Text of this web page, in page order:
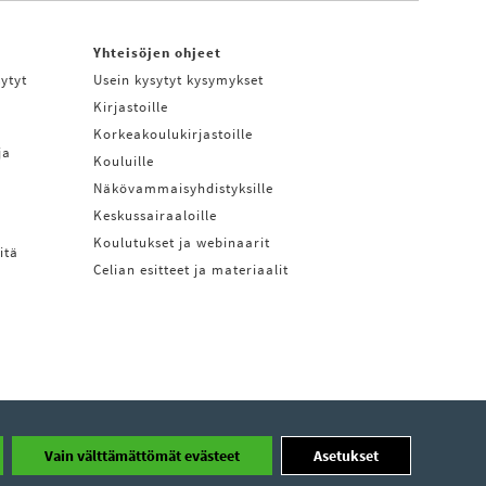
Yhteisöjen ohjeet
Usein kysytyt kysymykset
Kirjastoille
Korkeakoulukirjastoille
Kouluille
Näkövammaisyhdistyksille
Keskussairaaloille
Koulutukset ja webinaarit
Celian esitteet ja materiaalit
Vain välttämättömät evästeet Asetukset